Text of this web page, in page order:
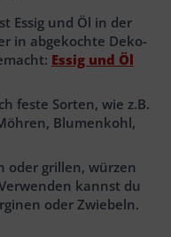
Essig und Öl in der
in abgekochte Deko-
Essig und Öl
feste Sorten, wie z.B.
Blumenkohl,
oder grillen, würzen
kannst du
oder Zwiebeln.